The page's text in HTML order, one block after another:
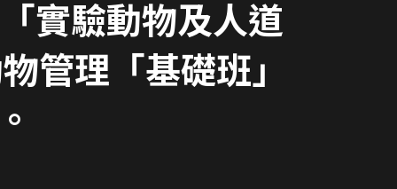
實驗動物及人道
管理「基礎班」